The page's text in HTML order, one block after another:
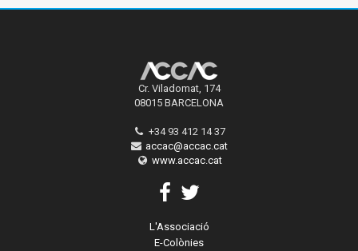
Cr. Viladomat, 174
08015 BARCELONA
+34 93 412 14 37
accac@accac.cat
www.accac.cat
L'Associació
E-Colònies